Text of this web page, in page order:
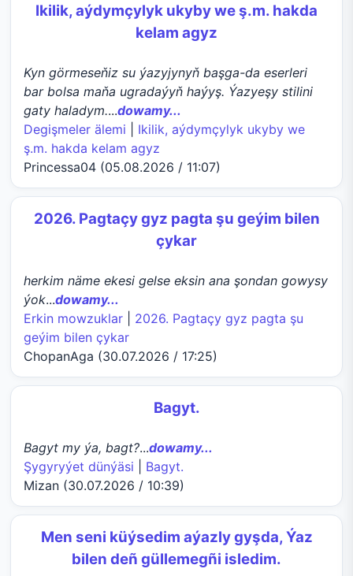
Ikilik, aýdymçylyk ukyby we ş.m. hakda
kelam agyz
Kyn görmeseňiz su ýazyjynyň başga-da eserleri
bar bolsa maňa ugradaýyň haýyş. Ýazyeşy stilini
gaty haladym....dowamy...
Degişmeler älemi
Ikilik, aýdymçylyk ukyby we
ş.m. hakda kelam agyz
Princessa04 (05.08.2026 / 11:07)
2026. Pagtaçy gyz pagta şu geýim bilen
çykar
herkim näme ekesi gelse eksin ana şondan gowysy
ýok...dowamy...
Erkin mowzuklar
2026. Pagtaçy gyz pagta şu
geýim bilen çykar
ChopanAga (30.07.2026 / 17:25)
Bagyt.
Bagyt my ýa, bagt?...dowamy...
Şygyryýet dünýäsi
Bagyt.
Mizan (30.07.2026 / 10:39)
Men seni küýsedim aýazly gyşda, Ýaz
bilen deñ güllemegñi isledim.